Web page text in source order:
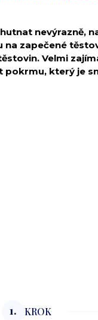
nevýrazně,
zapečené
Velmi
který je
1. KROK